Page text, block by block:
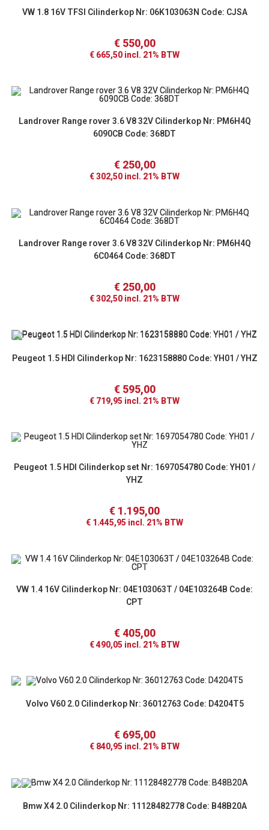
VW 1.8 16V TFSI Cilinderkop Nr: 06K103063N Code: CJSA
€550,00
€ 665,50 incl. 21% BTW
Landrover Range rover 3.6 V8 32V Cilinderkop Nr: PM6H4Q
6090CB Code: 368DT
€250,00
€302,50 incl. 21% BTW
Landrover Range rover 3.6 V8 32V Cilinderkop Nr: PM6H4Q
6C0464 Code: 368DT
€250,00
€302,50 incl. 21% BTW
Peugeot 1.5 HDI Cilinderkop Nr: 1623158880 Code: YH01 / YHZ
€595,00
€ 719,95 incl. 21% BTW
Peugeot 1.5 HDI Cilinderkop set Nr: 1697054780 Code: YH01 /
YHZ
€ 1.195,00
€ 1.445,95 incl. 21% BTW
VW 1.4 16V Cilinderkop Nr: 04E103063T / 04E103264B Code:
CPT
€405,00
€490,05 incl. 21% BTW
Volvo V60 2.0 Cilinderkop Nr: 36012763 Code: D4204T5
€695,00
€ 840,95 incl. 21% BTW
Bmw X4 2.0 Cilinderkop Nr: 11128482778 Code: B48B20A